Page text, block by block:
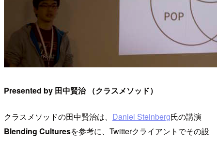
Presented by 田中賢治 （クラスメソッド）
クラスメソッドの田中賢治は、 Daniel Steinberg氏の講演
Blending Culturesを参考に、Twitterクライアントでその設